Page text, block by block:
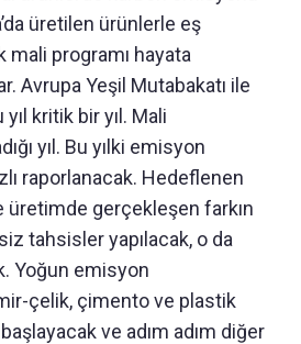
üretilen ürünlerle eş
programı hayata
Avrupa Yeşil Mutabakatı ile
kritik bir yıl. Mali
yıl. Bu yılki emisyon
raporlanacak. Hedeflenen
gerçekleşen farkın
tahsisler yapılacak, o da
Yoğun emisyon
çelik, çimento ve plastik
ve adım adım diğer